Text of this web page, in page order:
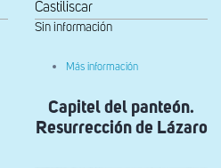
Castiliscar
Sin información
Más información
paleocristiano
Capitel del panteón.
Resurrección de Lázaro